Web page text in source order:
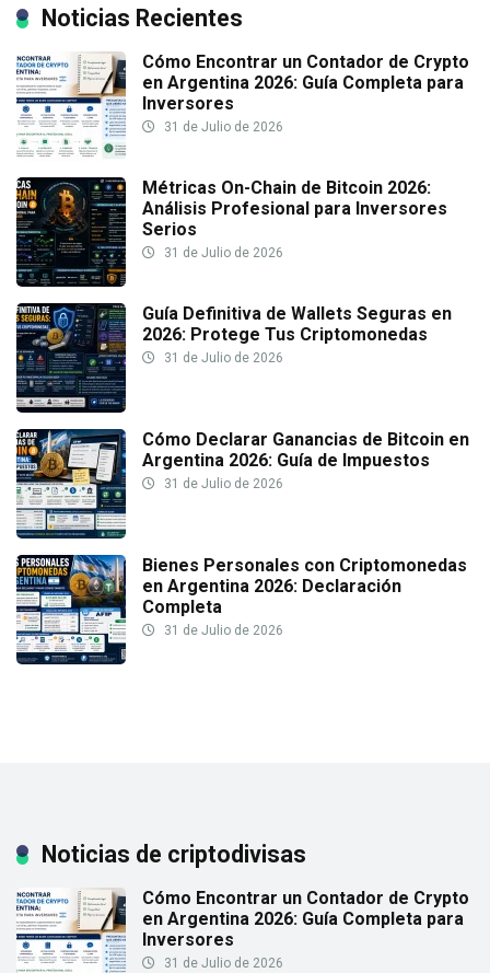
Noticias Recientes
Cómo Encontrar un Contador de Crypto
en Argentina 2026: Guía Completa para
Inversores
31 de Julio de 2026
Métricas On-Chain de Bitcoin 2026:
Análisis Profesional para Inversores
Serios
31 de Julio de 2026
Guía Definitiva de Wallets Seguras en
2026: Protege Tus Criptomonedas
31 de Julio de 2026
Cómo Declarar Ganancias de Bitcoin en
Argentina 2026: Guía de Impuestos
31 de Julio de 2026
Bienes Personales con Criptomonedas
en Argentina 2026: Declaración
Completa
31 de Julio de 2026
Noticias de criptodivisas
Cómo Encontrar un Contador de Crypto
en Argentina 2026: Guía Completa para
Inversores
31 de Julio de 2026